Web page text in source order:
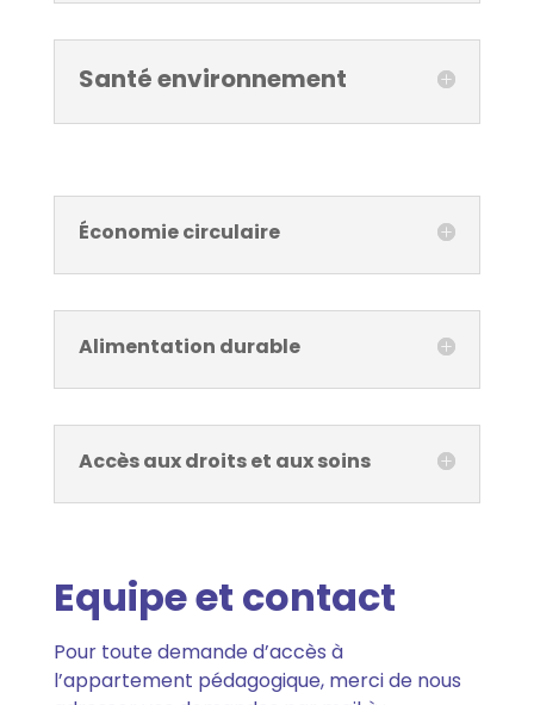
Santé environnement
Économie circulaire
Alimentation durable
Accès aux droits et aux soins
Equipe et contact
Pour toute demande d’accès à
l’appartement pédagogique, merci de nous